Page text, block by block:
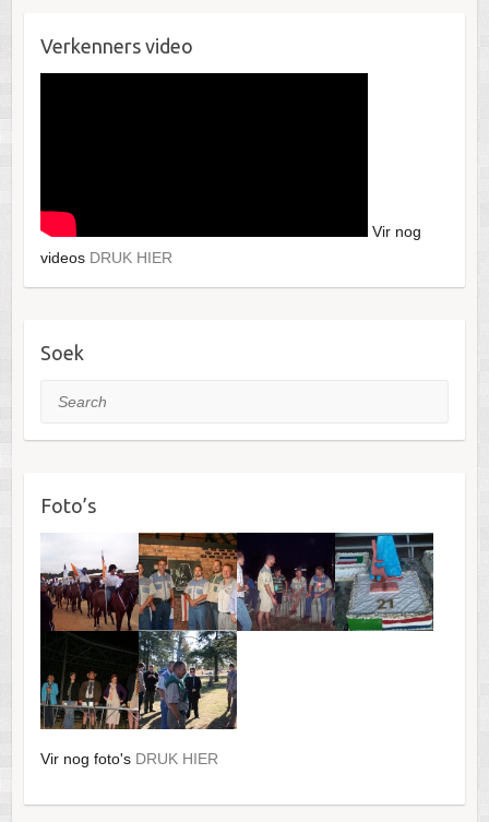
Verkenners video
Vir nog
videos DRUK HIER
Soek
Search
Foto’s
Vir nog foto's DRUK HIER